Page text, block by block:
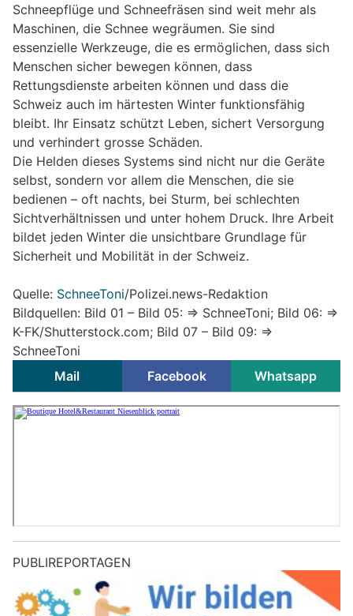
Schneepflüge und Schneefräsen sind weit mehr als
Maschinen, die Schnee wegräumen. Sie sind
essenzielle Werkzeuge, die es ermöglichen, dass sich
Menschen sicher bewegen können, dass
Rettungsdienste arbeiten können und dass die
Schweiz auch im härtesten Winter funktionsfähig
bleibt. Ihr Einsatz schützt Leben, sichert Versorgung
und verhindert grosse Schäden.
Die Helden dieses Systems sind nicht nur die Geräte
selbst, sondern vor allem die Menschen, die sie
bedienen – oft nachts, bei Sturm, bei schlechten
Sichtverhältnissen und unter hohem Druck. Ihre Arbeit
bildet jeden Winter die unsichtbare Grundlage für
Sicherheit und Mobilität in der Schweiz.
Quelle: SchneeToni/Polizei.news-Redaktion
Bildquellen: Bild 01 – Bild 05: => SchneeToni; Bild 06: =>
K-FK/Shutterstock.com; Bild 07 – Bild 09: =>
SchneeToni
Mail
Facebook Whatsapp
PUBLIREPORTAGEN